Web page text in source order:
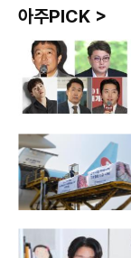
아주PICK >